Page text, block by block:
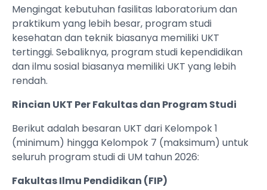
Mengingat kebutuhan fasilitas laboratorium dan
praktikum yang lebih besar, program studi
kesehatan dan teknik biasanya memiliki UKT
tertinggi. Sebaliknya, program studi kependidikan
dan ilmu sosial biasanya memiliki UKT yang lebih
rendah.
Rincian UKT Per Fakultas dan Program Studi
Berikut adalah besaran UKT dari Kelompok 1
(minimum) hingga Kelompok 7 (maksimum) untuk
seluruh program studi di UM tahun 2026:
Fakultas Ilmu Pendidikan (FIP)